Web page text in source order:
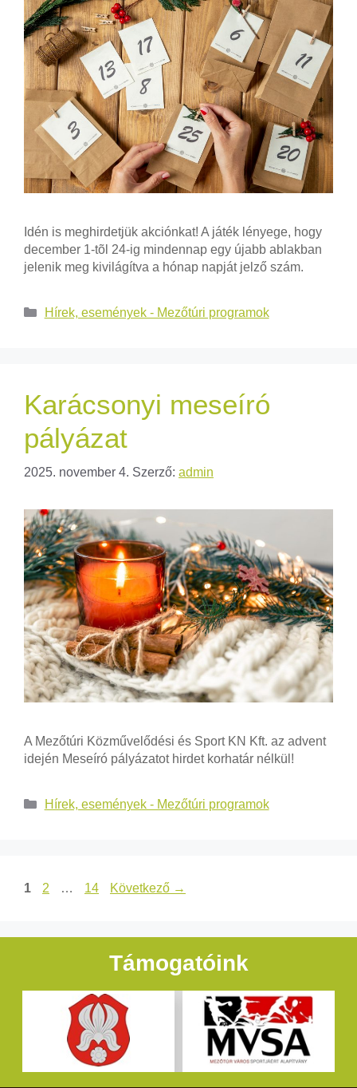
Idén is meghirdetjük akciónkat! A játék lényege, hogy
december 1-tõl 24-ig mindennap egy újabb ablakban
jelenik meg kivilágítva a hónap napját jelző szám.
Hírek, események - Mezőtúri programok
Karácsonyi meseíró
pályázat
2025. november 4. Szerző: admin
A Mezőtúri Közművelődési és Sport KN Kft. az advent
idején Meseíró pályázatot hirdet korhatár nélkül!
Hírek, események - Mezőtúri programok
1 2 … 14 Következő →
Támogatóink